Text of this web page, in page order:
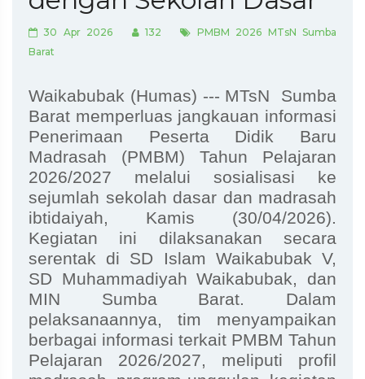
30 Apr 2026 132
PMBM 2026 MTsN Sumba
Barat
Waikabubak (Humas) --- MTsN Sumba
Barat memperluas jangkauan informasi
Penerimaan Peserta Didik Baru
Madrasah (PMBM) Tahun Pelajaran
2026/2027 melalui sosialisasi ke
sejumlah sekolah dasar dan madrasah
ibtidaiyah, Kamis (30/04/2026).
Kegiatan ini dilaksanakan secara
serentak di SD Islam Waikabubak V,
SD Muhammadiyah Waikabubak, dan
MIN Sumba Barat. Dalam
pelaksanaannya, tim menyampaikan
berbagai informasi terkait PMBM Tahun
Pelajaran 2026/2027, meliputi profil